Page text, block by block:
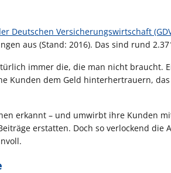
Deutschen Versicherungswirtschaft
aus (Stand: 2016). Das sind rund
immer die, die man nicht braucht.
Kunden dem Geld hinterhertrauern,
erkannt – und umwirbt ihre Kunden
erstatten. Doch so verlockend